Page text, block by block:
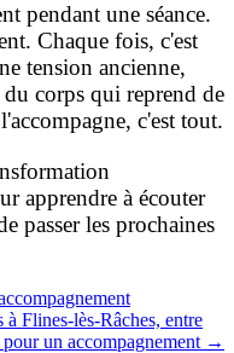
pendant une séance.
Chaque fois, c'est
tension ancienne,
corps qui reprend de
c'est tout.
apprendre à écouter
passer les prochaines
à Flines-lès-Râches, entre
un accompagnement →